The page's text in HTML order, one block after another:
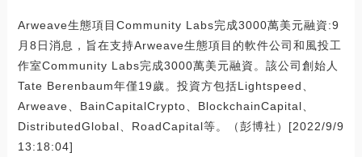
Arweave生態項目Community Labs完成3000萬美元融資:9
月8日消息，旨在支持Arweave生態項目的軟件公司和風投工
作室Community Labs完成3000萬美元融資。該公司創始人
Tate Berenbaum年僅19歲。投資方包括Lightspeed、
Arweave、BainCapitalCrypto、BlockchainCapital、
DistributedGlobal、RoadCapital等。（彭博社）[2022/9/9
13:18:04]